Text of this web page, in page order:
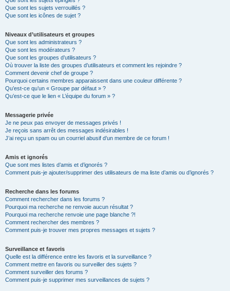
Que sont les sujets verrouillés ?
Que sont les icônes de sujet ?
Niveaux d’utilisateurs et groupes
Que sont les administrateurs ?
Que sont les modérateurs ?
Que sont les groupes d’utilisateurs ?
Où trouver la liste des groupes d’utilisateurs et comment les rejoindre ?
Comment devenir chef de groupe ?
Pourquoi certains membres apparaissent dans une couleur différente ?
Qu’est-ce qu’un « Groupe par défaut » ?
Qu’est-ce que le lien « L’équipe du forum » ?
Messagerie privée
Je ne peux pas envoyer de messages privés !
Je reçois sans arrêt des messages indésirables !
J’ai reçu un spam ou un courriel abusif d’un membre de ce forum !
Amis et ignorés
Que sont mes listes d’amis et d’ignorés ?
Comment puis-je ajouter/supprimer des utilisateurs de ma liste d’amis ou d’ignorés ?
Recherche dans les forums
Comment rechercher dans les forums ?
Pourquoi ma recherche ne renvoie aucun résultat ?
Pourquoi ma recherche renvoie une page blanche ?!
Comment rechercher des membres ?
Comment puis-je trouver mes propres messages et sujets ?
Surveillance et favoris
Quelle est la différence entre les favoris et la surveillance ?
Comment mettre en favoris ou surveiller des sujets ?
Comment surveiller des forums ?
Comment puis-je supprimer mes surveillances de sujets ?